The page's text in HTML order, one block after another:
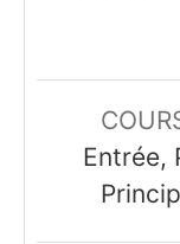
Entrée,